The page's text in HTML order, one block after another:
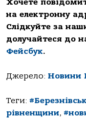
Хочете
на електронну
Слідкуйте за
долучайтеся до
Фейсбук.
Джерело: Новини
Теги:
рівненщини,